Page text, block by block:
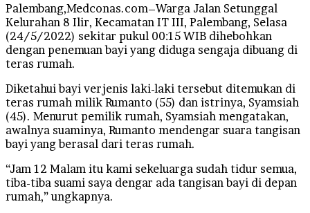
Palembang,Medconas.com–Warga Jalan Setunggal
Kelurahan 8 Ilir, Kecamatan IT III, Palembang, Selasa
(24/5/2022) sekitar pukul 00:15 WIB dihebohkan
dengan penemuan bayi yang diduga sengaja dibuang di
teras rumah.
Diketahui bayi verjenis laki-laki tersebut ditemukan di
teras rumah milik Rumanto (55) dan istrinya, Syamsiah
(45). Menurut pemilik rumah, Syamsiah mengatakan,
awalnya suaminya, Rumanto mendengar suara tangisan
bayi yang berasal dari teras rumah.
“Jam 12 Malam itu kami sekeluarga sudah tidur semua,
tiba-tiba suami saya dengar ada tangisan bayi di depan
rumah,” ungkapnya.